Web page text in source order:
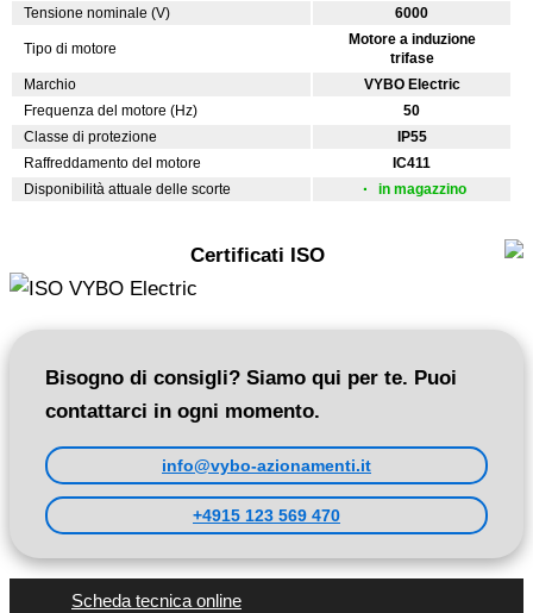
Tensione nominale (V)
6000
Tipo di motore
Motore a induzione
trifase
Marchio
VYBO Electric
Frequenza del motore (Hz)
50
Classe di protezione
IP55
Raffreddamento del motore
IC411
Disponibilità attuale delle scorte
in magazzino
Certificati ISO
Bisogno di consigli? Siamo qui per te. Puoi
contattarci in ogni momento.
info@vybo-azionamenti.it
+4915 123 569 470
Scheda tecnica online